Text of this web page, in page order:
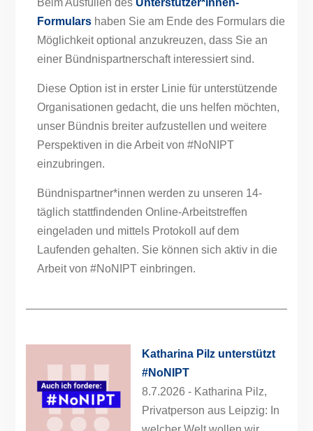
Beim Ausfüllen des Unterstützer*innen-
Formularshaben Sie am Ende des Formulars die
Möglichkeit optional anzukreuzen, dass Sie an
einer Bündnispartnerschaft interessiert sind.
Diese Option ist in erster Linie für unterstützende
Organisationen gedacht, die uns helfen möchten,
unser Bündnis breiter aufzustellen und weitere
Perspektiven in die Arbeit von #NoNIPT
einzubringen.
Bündnispartner*innen werden zu unseren 14-
täglich stattfindenden Online-Arbeitstreffen
eingeladen und mittels Protokoll auf dem
Laufenden gehalten. Sie können sich aktiv in die
Arbeit von #NoNIPT einbringen.
Katharina Pilz unterstützt
#NoNIPT
8.7.2026 - Katharina Pilz,
Privatperson aus Leipzig: In